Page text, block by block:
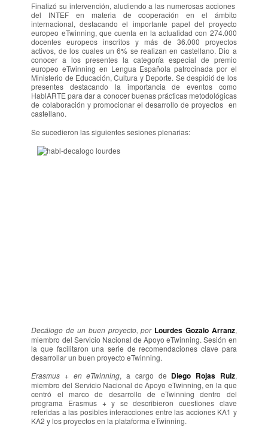
Finalizó su intervención, aludiendo a las numerosas acciones
del INTEF en materia de cooperación en el ámbito
internacional, destacando el importante papel del proyecto
europeo eTwinning, que cuenta en la actualidad con 274.000
docentes europeos inscritos y más de 36.000 proyectos
activos, de los cuales un 6% se realizan en castellano. Dio a
conocer a los presentes la categoría especial de premio
europeo eTwinning en Lengua Española patrocinada por el
Ministerio de Educación, Cultura y Deporte. Se despidió de los
presentes destacando la importancia de eventos como
HablARTE para dar a conocer buenas prácticas metodológicas
de colaboración y promocionar el desarrollo de proyectos en
castellano.
Se sucedieron las siguientes sesiones plenarias:
Decálogo de un buen proyecto, por Lourdes Gozalo Arranz,
miembro del Servicio Nacional de Apoyo eTwinning. Sesión en
la que facilitaron una serie de recomendaciones clave para
desarrollar un buen proyecto eTwinning.
Erasmus + en eTwinning, a cargo de Diego Rojas Ruiz,
miembro del Servicio Nacional de Apoyo eTwinning, en la que
centró el marco de desarrollo de eTwinning dentro del
programa Erasmus + y se describieron cuestiones clave
referidas a las posibles interacciones entre las acciones KA1 y
KA2 y los proyectos en la plataforma eTwinning.